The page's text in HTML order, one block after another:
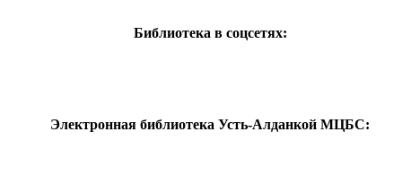
Библиотека в соцсетях:
Электронная библиотека Усть-Алданкой МЦБС: